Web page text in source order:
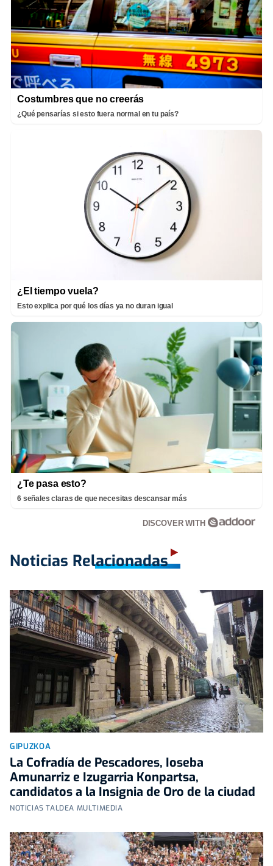
Costumbres que no creerás
¿Qué pensarías si esto fuera normal en tu país?
¿El tiempo vuela?
Esto explica por qué los días ya no duran igual
¿Te pasa esto?
6 señales claras de que necesitas descansar más
DISCOVER WITH
Noticias Relacionadas
GIPUZKOA
La Cofradía de Pescadores, Ioseba
Amunarriz e Izugarria Konpartsa,
candidatos a la Insignia de Oro de la ciudad
NOTICIAS TALDEA MULTIMEDIA